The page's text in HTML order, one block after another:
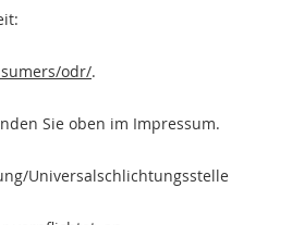
odr/.
Sie oben im Impressum.
Universalschlichtungsstelle